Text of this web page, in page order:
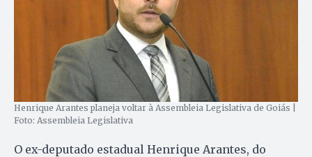
Henrique Arantes planeja voltar à Assembleia Legislativa de Goiás |
Foto: Assembleia Legislativa
O ex-deputado estadual Henrique Arantes, do